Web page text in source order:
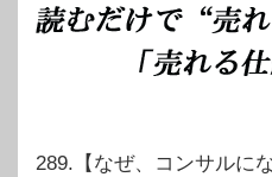
289.【なぜ、コンサルに